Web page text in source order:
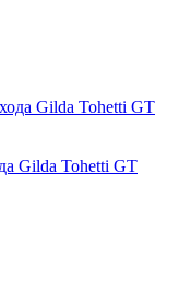
Gilda Tohetti GT